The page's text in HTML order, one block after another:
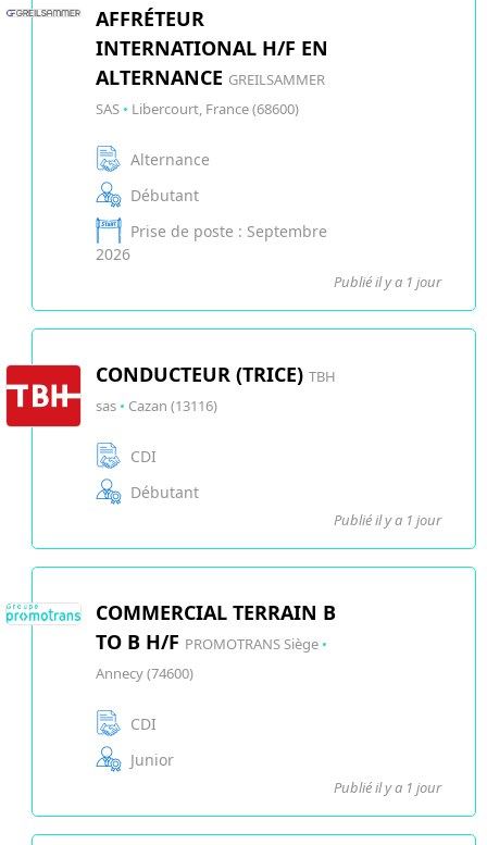
AFFRÉTEUR
INTERNATIONAL H/F EN
ALTERNANCE GREILSAMMER
SAS • Libercourt, France (68600)
Alternance
Débutant
Prise de poste : Septembre
2026
Publié il y a 1 jour
CONDUCTEUR (TRICE) TBH
sas • Cazan (13116)
CDI
Débutant
Publié il y a 1 jour
COMMERCIAL TERRAIN B
TO B H/F PROMOTRANS Siège •
Annecy (74600)
CDI
Junior
Publié il y a 1 jour